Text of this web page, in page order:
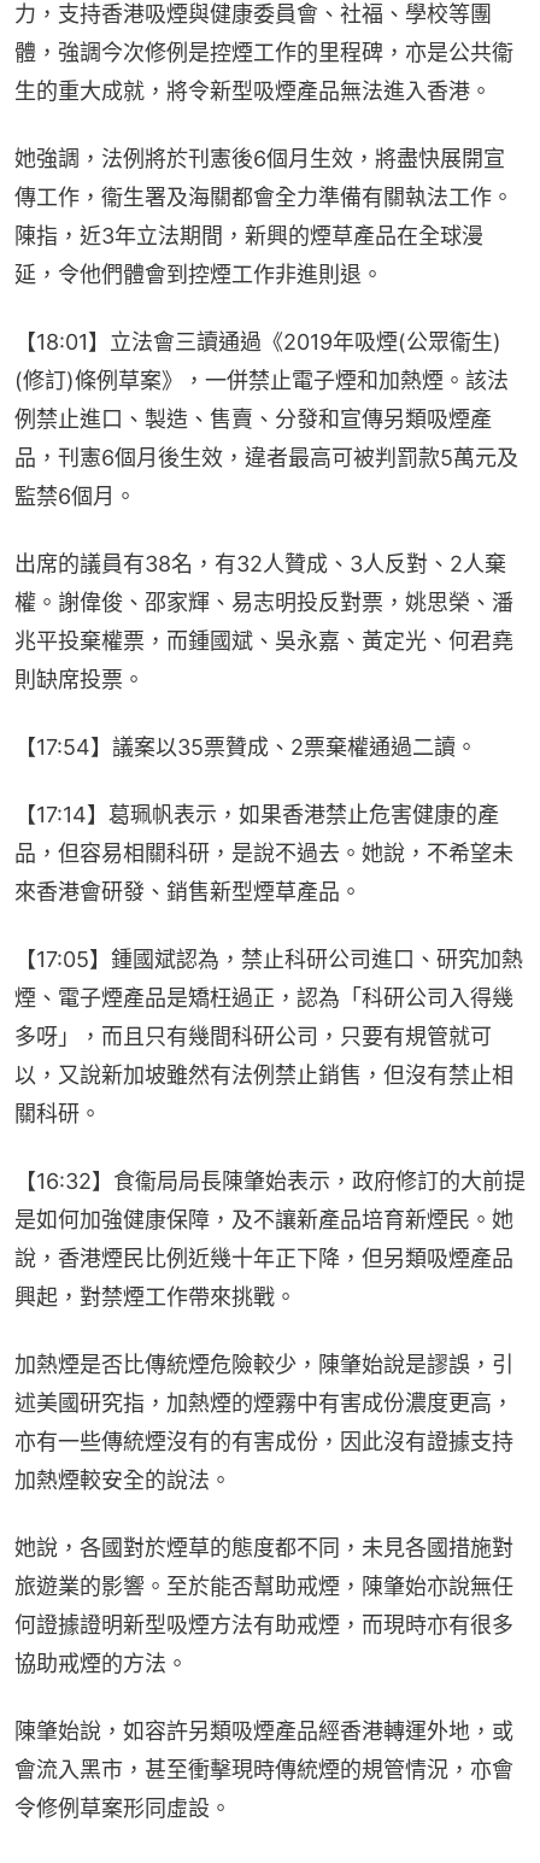
力，支持香港吸煙與健康委員會、社福、學校等團
體，強調今次修例是控煙工作的里程碑，亦是公共衞
生的重大成就，將令新型吸煙產品無法進入香港。
她強調，法例將於刊憲後6個月生效，將盡快展開宣
傳工作，衞生署及海關都會全力準備有關執法工作。
陳指，近3年立法期間，新興的煙草產品在全球漫
延，令他們體會到控煙工作非進則退。
【18:01】立法會三讀通過《2019年吸煙(公眾衞生)
(修訂)條例草案》，一併禁止電子煙和加熱煙。該法
例禁止進口、製造、售賣、分發和宣傳另類吸煙產
品，刊憲6個月後生效，違者最高可被判罰款5萬元及
監禁6個月。
出席的議員有38名，有32人贊成、3人反對、2人棄
權。謝偉俊、邵家輝、易志明投反對票，姚思榮、潘
兆平投棄權票，而鍾國斌、吳永嘉、黃定光、何君堯
則缺席投票。
【17:54】議案以35票贊成、2票棄權通過二讀。
【17:14】葛珮帆表示，如果香港禁止危害健康的產
品，但容易相關科研，是說不過去。她說，不希望未
來香港會研發、銷售新型煙草產品。
【17:05】鍾國斌認為，禁止科研公司進口、研究加熱
煙、電子煙產品是矯枉過正，認為「科研公司入得幾
多呀」，而且只有幾間科研公司，只要有規管就可
以，又說新加坡雖然有法例禁止銷售，但沒有禁止相
關科研。
【16:32】食衞局局長陳肇始表示，政府修訂的大前提
是如何加強健康保障，及不讓新產品培育新煙民。她
說，香港煙民比例近幾十年正下降，但另類吸煙產品
興起，對禁煙工作帶來挑戰。
加熱煙是否比傳統煙危險較少，陳肇始說是謬誤，引
述美國研究指，加熱煙的煙霧中有害成份濃度更高，
亦有一些傳統煙沒有的有害成份，因此沒有證據支持
加熱煙較安全的說法。
她說，各國對於煙草的態度都不同，未見各國措施對
旅遊業的影響。至於能否幫助戒煙，陳肇始亦說無任
何證據證明新型吸煙方法有助戒煙，而現時亦有很多
協助戒煙的方法。
陳肇始說，如容許另類吸煙產品經香港轉運外地，或
會流入黑市，甚至衝擊現時傳統煙的規管情況，亦會
令修例草案形同虛設。